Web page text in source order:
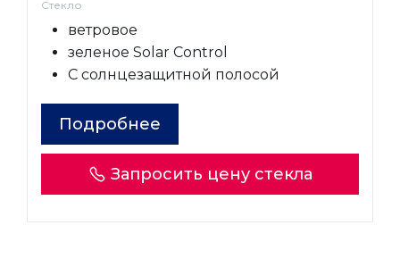
Стекло
ветровое
зеленое Solar Control
С солнцезащитной полосой
Подробнее
Запросить цену стекла